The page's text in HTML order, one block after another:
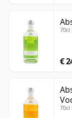
70cl
€
70cl